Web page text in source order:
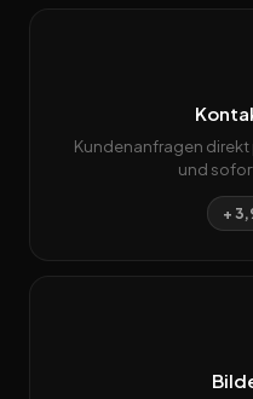
Kundenanfragen direkt
und
+